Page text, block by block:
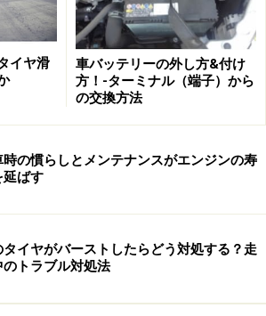
ールの場合、ほとんどがホイールの
きく開けられているため、クルマ側
イヤ滑
車バッテリーの外し方&付け
方！-ターミナル（端子）から
の交換方法
時の慣らしとメンテナンスがエンジンの寿
延ばす
タイヤがバーストしたらどう対処する？走
のトラブル対処法